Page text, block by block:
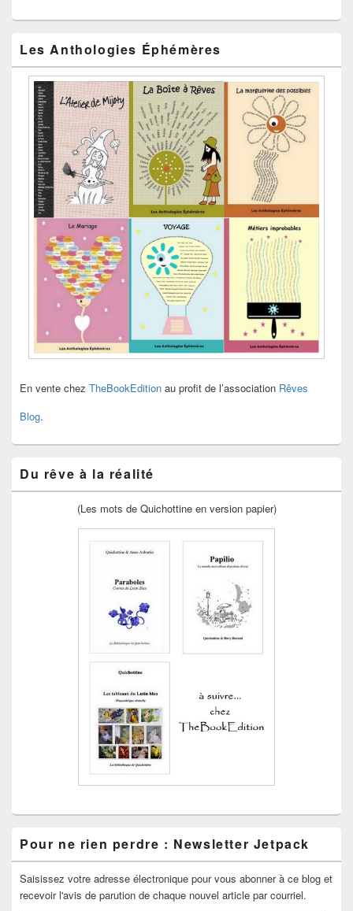
Les Anthologies Éphémères
En vente chez TheBookEdition au profit de l’association Rêves
Blog.
Du rêve à la réalité
(Les mots de Quichottine en version papier)
Pour ne rien perdre : Newsletter Jetpack
Saisissez votre adresse électronique pour vous abonner à ce blog et
recevoir l'avis de parution de chaque nouvel article par courriel.